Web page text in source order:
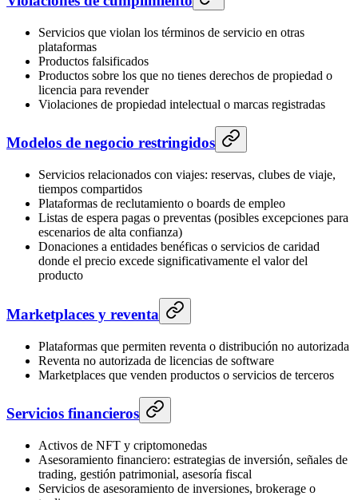
Servicios que violan los términos de servicio en otras
plataformas
Productos falsificados
Productos sobre los que no tienes derechos de propiedad o
licencia para revender
Violaciones de propiedad intelectual o marcas registradas
Modelos de negocio restringidos
Servicios relacionados con viajes: reservas, clubes de viaje,
tiempos compartidos
Plataformas de reclutamiento o boards de empleo
Listas de espera pagas o preventas (posibles excepciones para
escenarios de alta confianza)
Donaciones a entidades benéficas o servicios de caridad
donde el precio excede significativamente el valor del
producto
Marketplaces y reventa
Plataformas que permiten reventa o distribución no autorizada
Reventa no autorizada de licencias de software
Marketplaces que venden productos o servicios de terceros
Servicios financieros
Activos de NFT y criptomonedas
Asesoramiento financiero: estrategias de inversión, señales de
trading, gestión patrimonial, asesoría fiscal
Servicios de asesoramiento de inversiones, brokerage o